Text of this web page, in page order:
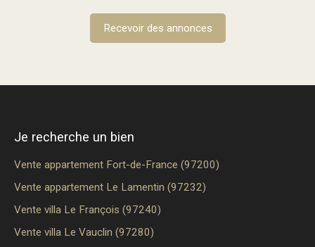
Recevoir des annonces
Je recherche un bien
Vente appartement Fort-de-France (97200)
Vente appartement Le Lamentin (97232)
Vente villa Le François (97240)
Vente villa Le Vauclin (97280)